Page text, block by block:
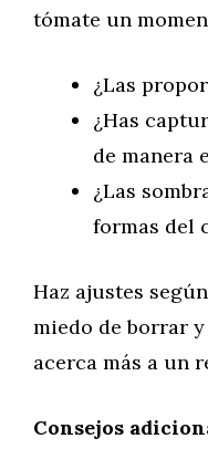
tómate un
¿Las
¿Has
de manera
¿Las
formas del
Haz ajustes
miedo de borrar
acerca más a un
Consejos